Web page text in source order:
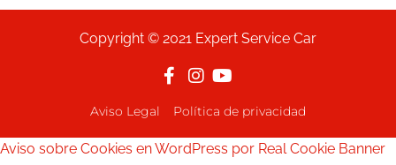
Copyright © 2021 Expert Service Car
Aviso Legal Política de privacidad
Aviso sobre Cookies en WordPress por Real Cookie Banner